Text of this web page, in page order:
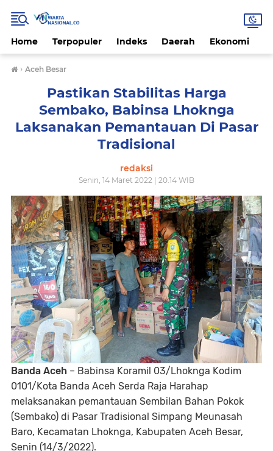
Home Terpopuler Indeks Daerah Ekonomi
› Aceh Besar
Pastikan Stabilitas Harga
Sembako, Babinsa Lhoknga
Laksanakan Pemantauan Di Pasar
Tradisional
redaksi
Senin, 14 Maret 2022 | 20.14 WIB
Banda Aceh – Babinsa Koramil 03/Lhoknga Kodim
0101/Kota Banda Aceh Serda Raja Harahap
melaksanakan pemantauan Sembilan Bahan Pokok
(Sembako) di Pasar Tradisional Simpang Meunasah
Baro, Kecamatan Lhoknga, Kabupaten Aceh Besar,
Senin (14/3/2022).